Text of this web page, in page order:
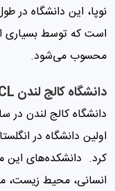
نوپا، این دانشگاه در
است که توسط بسیاری
محسوب می‌شود.
دانشگاه کالج لندن UCL
اولین دانشگاه در
کرد. دانشکده‌های این
انسانی، محیط زیست،